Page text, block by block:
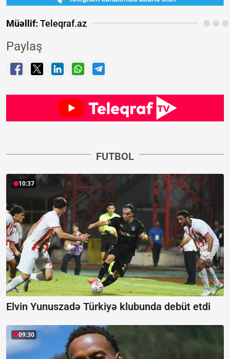
Müəllif: Teleqraf.az
Paylaş
FUTBOL
10:37
Elvin Yunuszadə Türkiyə klubunda debüt etdi
09:30